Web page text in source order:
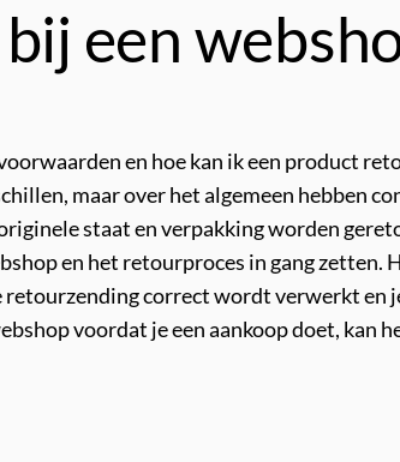
een
en hoe kan ik een product
maar over het algemeen hebben
staat en verpakking worden
en het retourproces in gang zetten.
correct wordt verwerkt
voordat je een aankoop doet, kan